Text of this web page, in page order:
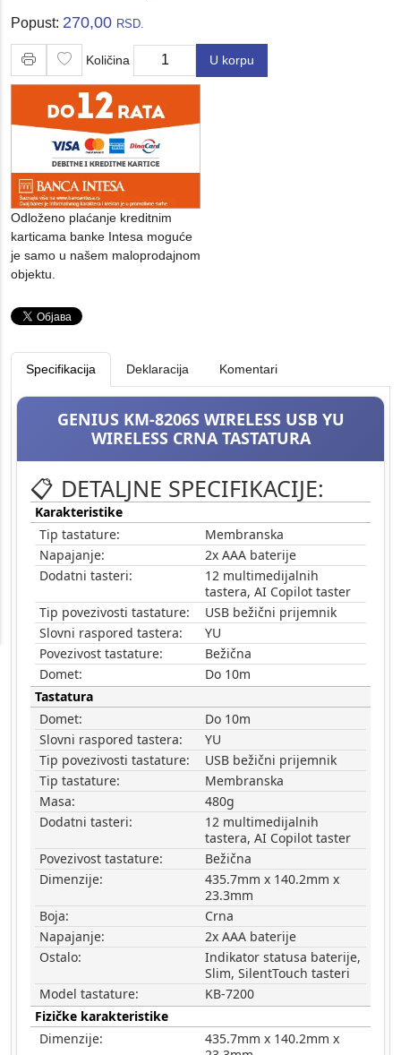
Popust: 270,00 RSD.
Količina
Količina
U korpu
Odloženo plaćanje kreditnim
karticama banke Intesa moguće
je samo u našem maloprodajnom
objektu.
Specifikacija Deklaracija Komentari
GENIUS KM-8206S WIRELESS USB YU
WIRELESS CRNA TASTATURA
📋 DETALJNE SPECIFIKACIJE:
Karakteristike
Tip tastature:
Membranska
Napajanje:
2x AAA baterije
Dodatni tasteri:
12 multimedijalnih
tastera, AI Copilot taster
Tip povezivosti tastature:
USB bežični prijemnik
Slovni raspored tastera:
YU
Povezivost tastature:
Bežična
Domet:
Do 10m
Tastatura
Domet:
Do 10m
Slovni raspored tastera:
YU
Tip povezivosti tastature:
USB bežični prijemnik
Tip tastature:
Membranska
Masa:
480g
Dodatni tasteri:
12 multimedijalnih
tastera, AI Copilot taster
Povezivost tastature:
Bežična
Dimenzije:
435.7mm x 140.2mm x
23.3mm
Boja:
Crna
Napajanje:
2x AAA baterije
Ostalo:
Indikator statusa baterije,
Slim, SilentTouch tasteri
Model tastature:
KB-7200
Fizičke karakteristike
Dimenzije:
435.7mm x 140.2mm x